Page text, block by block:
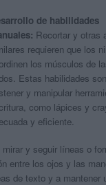
de habilidades
Recortar y otras
requieren que los
los músculos de
Estas habilidades
y manipular
como lápices y
y eficiente.
y seguir líneas o
entre los ojos y las
de texto y a mantener